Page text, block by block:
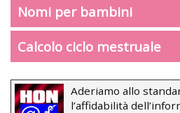
Nomi per bambini
Calcolo ciclo mestruale
Aderiamo allo
l’affidabilità